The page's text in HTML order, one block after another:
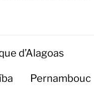
d’Alagoas
Pernambouc